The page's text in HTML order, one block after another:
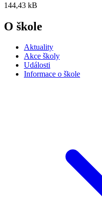
144,43 kB
O škole
Aktuality
Akce školy
Události
Informace o škole